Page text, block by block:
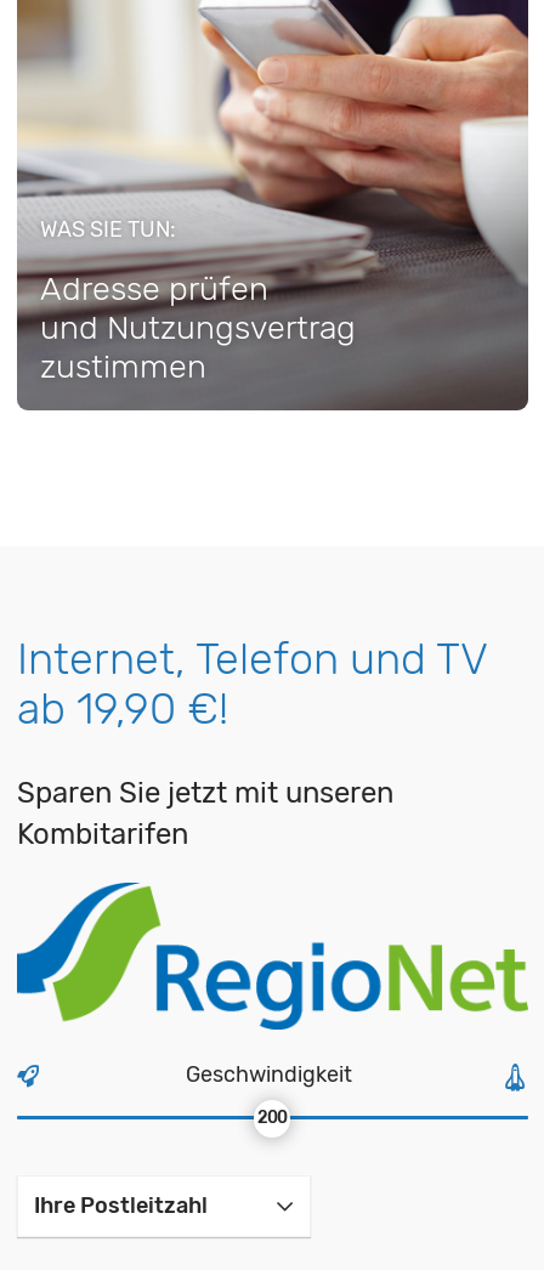
WAS SIE TUN:
Adresse prüfen
und Nutzungsvertrag
zustimmen
Internet, Telefon und TV
ab 19,90 €!
Sparen Sie jetzt mit unseren
Kombitarifen
Geschwindigkeit
200